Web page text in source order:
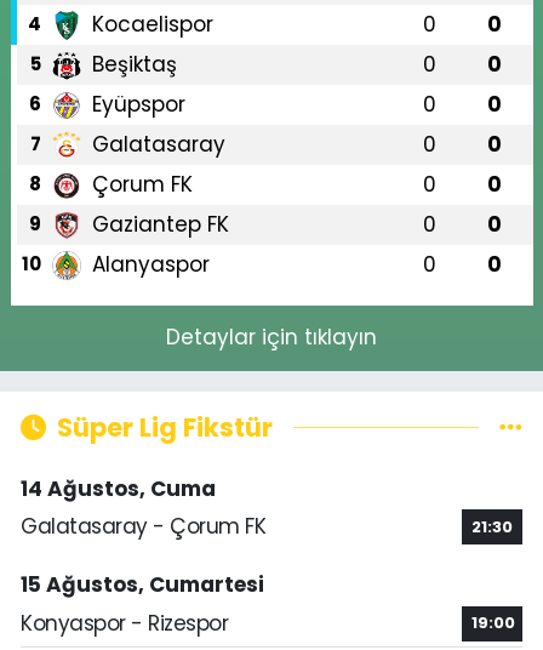
4 Kocaelispor 0 0
5 Beşiktaş 0 0
6 Eyüpspor 0 0
7 Galatasaray 0 0
8 Çorum FK 0 0
9 Gaziantep FK 0 0
10 Alanyaspor 0 0
Detaylar için tıklayın
Süper Lig Fikstür
14 Ağustos, Cuma
Galatasaray - Çorum FK
21:30
15 Ağustos, Cumartesi
Konyaspor - Rizespor
19:00